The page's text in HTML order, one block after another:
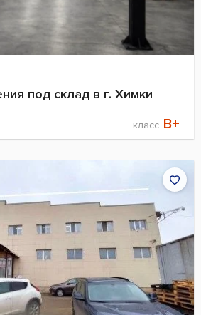
под склад в г. Химки
класс B+